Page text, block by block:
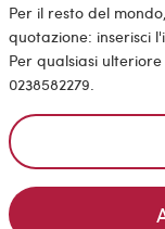
Per il resto del
quotazione: inserisci
Per qualsiasi
0238582279.